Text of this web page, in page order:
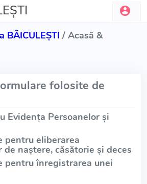
BĂICULEŞTI / Acasă &
folosite de
Evidența Persoanelor și
pentru eliberarea
naștere, căsătorie și deces
pentru înregistrarea unei